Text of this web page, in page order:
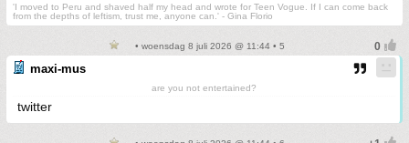
'I moved to Peru and shaved half my head and wrote for Teen Vogue. If I can come back
from the depths of leftism, trust me, anyone can.' - Gina Florio
• woensdag 8 juli 2026 @ 11:44 • 5
maxi-mus
are you not entertained?
twitter